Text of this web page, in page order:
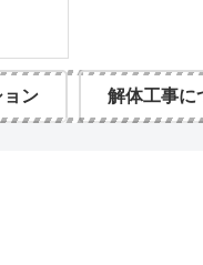
ン 解体工事に